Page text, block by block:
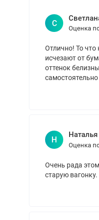
Срок годности – 36
С
Оценка
Отлично! То что
исчезают от
оттенок
самостоятельно
Н
Наталья
Оценка
Очень рада
старую